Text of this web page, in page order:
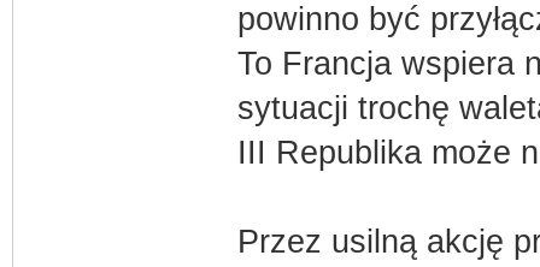
powinno być
To Francja wspiera
sytuacji trochę
III Republika może
Przez usilną akcję